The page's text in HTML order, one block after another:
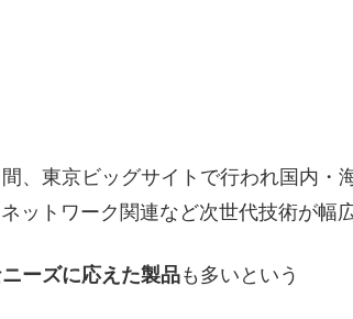
、東京ビッグサイトで行われ国内・
ットワーク関連など次世代技術が幅
ーズに応えた製品も多いという